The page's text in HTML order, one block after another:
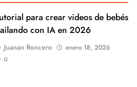
para crear videos de bebés
con IA en 2026
Juanan Roncero enero 18, 2026
0